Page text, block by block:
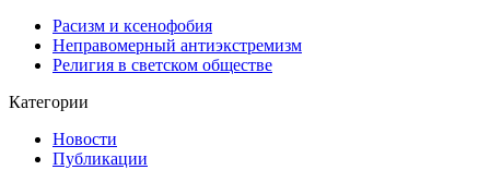
Расизм и ксенофобия
Неправомерный антиэкстремизм
Религия в светском обществе
Категории
Новости
Публикации